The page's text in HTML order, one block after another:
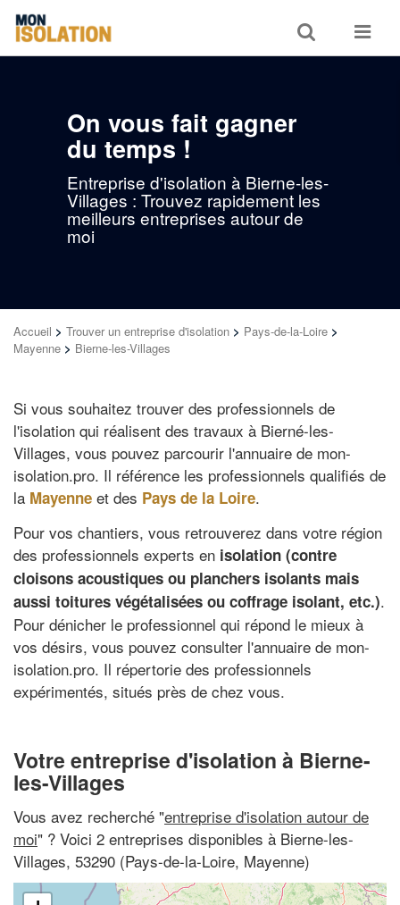
Toggle
search
Toggle
On vous fait gagner
du temps !
Entreprise d'isolation à Bierne-les-
Villages : Trouvez rapidement les
meilleurs entreprises autour de
moi
Accueil > Trouver un entreprise d'isolation > Pays-de-la-Loire >
Mayenne > Bierne-les-Villages
Si vous souhaitez trouver des professionnels de
l'isolation qui réalisent des travaux à Bierné-les-
Villages, vous pouvez parcourir l'annuaire de mon-
isolation.pro. Il référence les professionnels qualifiés de
la Mayenne et des Pays de la Loire.
Pour vos chantiers, vous retrouverez dans votre région
des professionnels experts en isolation (contre
cloisons acoustiques ou planchers isolants mais
aussi toitures végétalisées ou coffrage isolant, etc.).
Pour dénicher le professionnel qui répond le mieux à
vos désirs, vous pouvez consulter l'annuaire de mon-
isolation.pro. Il répertorie des professionnels
expérimentés, situés près de chez vous.
Votre entreprise d'isolation à Bierne-
les-Villages
Vous avez recherché "entreprise d'isolation autour de
moi" ? Voici 2 entreprises disponibles à Bierne-les-
Villages, 53290 (Pays-de-la-Loire, Mayenne)